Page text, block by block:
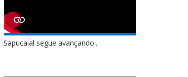
Sapucaial segue avançando...